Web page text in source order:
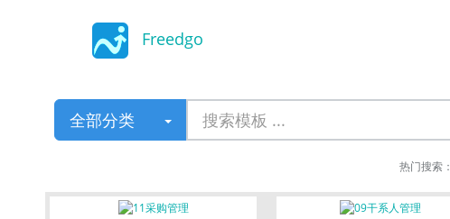
Freedgo
全部分类
热门搜索：